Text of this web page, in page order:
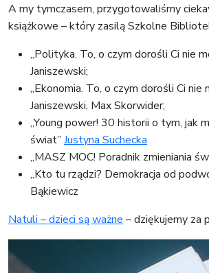
A my tymczasem, przygotowaliśmy
książkowe – który zasilą Szkolne
„Polityka. To, o czym dorośli Ci nie
Janiszewski;
„Ekonomia. To, o czym dorośli Ci nie
Janiszewski, Max Skorwider;
„Young power! 30 historii o tym, jak
świat” Justyna Suchecka
„MASZ MOC! Poradnik zmieniania
„Kto tu rządzi? Demokracja od
Bąkiewicz
Natuli – dzieci są ważne – dziękujemy za